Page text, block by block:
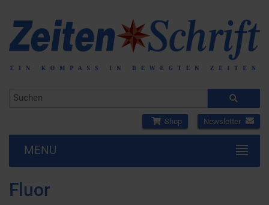
Shop Newsletter
MENU
Fluor